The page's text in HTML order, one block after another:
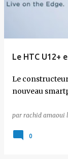
Le HTC U12+
Le
nouveau
par rachid amaoui
0